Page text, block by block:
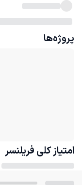
پروژه‌ها
امتیاز کلی فریلنسر